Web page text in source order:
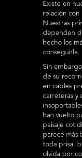
Existe en
relación
Nuestras
dependen
hecho los
conseguirla.
Sin
de su
en cables
carreteras y
han vuelto
paisaje
parece más
toda prisa,
olvida por